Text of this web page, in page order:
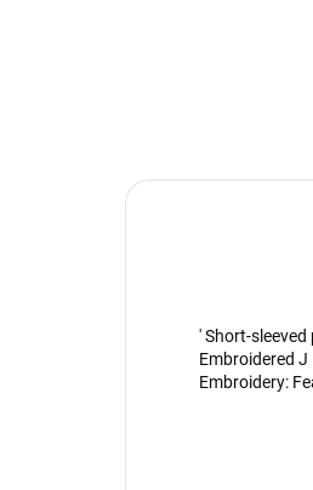
' Short-
Embroidered
Embroidery: